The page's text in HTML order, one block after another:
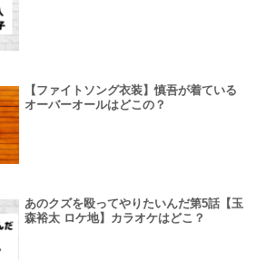
【ファイトソング衣装】慎吾が着ている
オーバーオールはどこの？
あのクズを殴ってやりたいんだ第5話【玉
森裕太 ロケ地】カラオケはどこ？